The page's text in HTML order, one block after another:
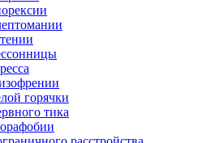
горячки
тика